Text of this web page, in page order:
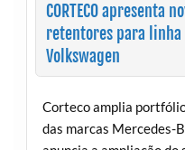
CORTECO apresenta
retentores para linha
Volkswagen
Corteco amplia
das marcas Mercedes-